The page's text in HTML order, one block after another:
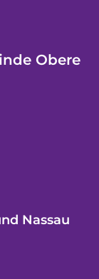
Obere
Nassau